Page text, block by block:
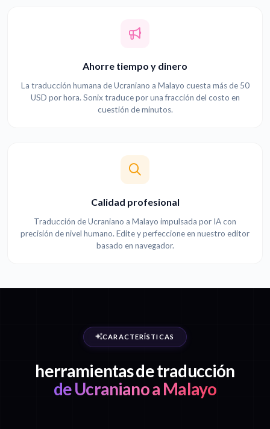
Ahorre tiempo y dinero
La traducción humana de Ucraniano a Malayo cuesta más de 50
USD por hora. Sonix traduce por una fracción del costo en
cuestión de minutos.
Calidad profesional
Traducción de Ucraniano a Malayo impulsada por IA con
precisión de nivel humano. Edite y perfeccione en nuestro editor
basado en navegador.
CARACTERÍSTICAS
herramientas de traducción
de Ucraniano a Malayo